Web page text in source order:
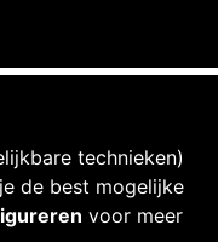
technieken)
de best mogelijke
voor meer